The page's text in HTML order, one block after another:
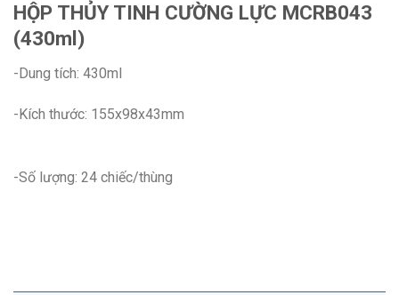
HỘP THỦY TINH CƯỜNG LỰC MCRB043
(430ml)
-Dung tích: 430ml
-Kích thước: 155x98x43mm
-Số lượng: 24 chiếc/thùng